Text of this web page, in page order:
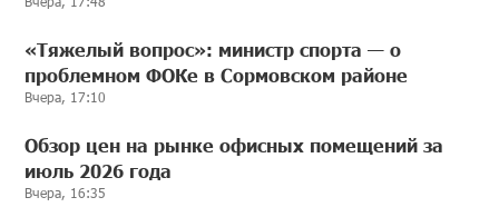
«Тяжелый вопрос»: министр спорта — о
проблемном ФОКе в Сормовском районе
Вчера, 17:10
Обзор цен на рынке офисных помещений за
июль 2026 года
Вчера, 16:35